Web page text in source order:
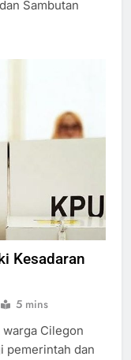
Sambutan
Kesadaran
5 mins
Cilegon
pemerintah dan